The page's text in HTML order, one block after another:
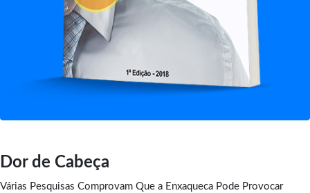
Dor de Cabeça
Várias Pesquisas Comprovam Que a Enxaqueca Pode Provocar